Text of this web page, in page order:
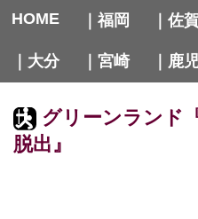
HOME ｜福岡 ｜佐
｜大分 ｜宮崎 ｜鹿
グリーンランド
脱出』